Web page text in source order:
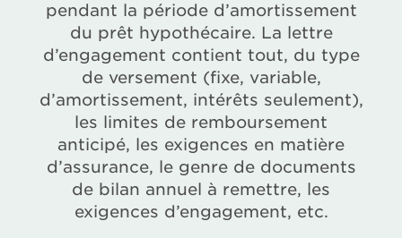
pendant la période d’amortissement
du prêt hypothécaire. La lettre
d’engagement contient tout, du type
de versement (fixe, variable,
d’amortissement, intérêts seulement),
les limites de remboursement
anticipé, les exigences en matière
d’assurance, le genre de documents
de bilan annuel à remettre, les
exigences d’engagement, etc.